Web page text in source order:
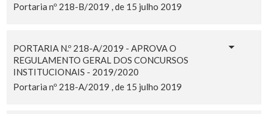
Portaria nº 218-B/2019 , de 15 julho 2019
PORTARIA N.º 218-A/2019 - APROVA O
REGULAMENTO GERAL DOS CONCURSOS
INSTITUCIONAIS - 2019/2020
Portaria nº 218-A/2019 , de 15 julho 2019